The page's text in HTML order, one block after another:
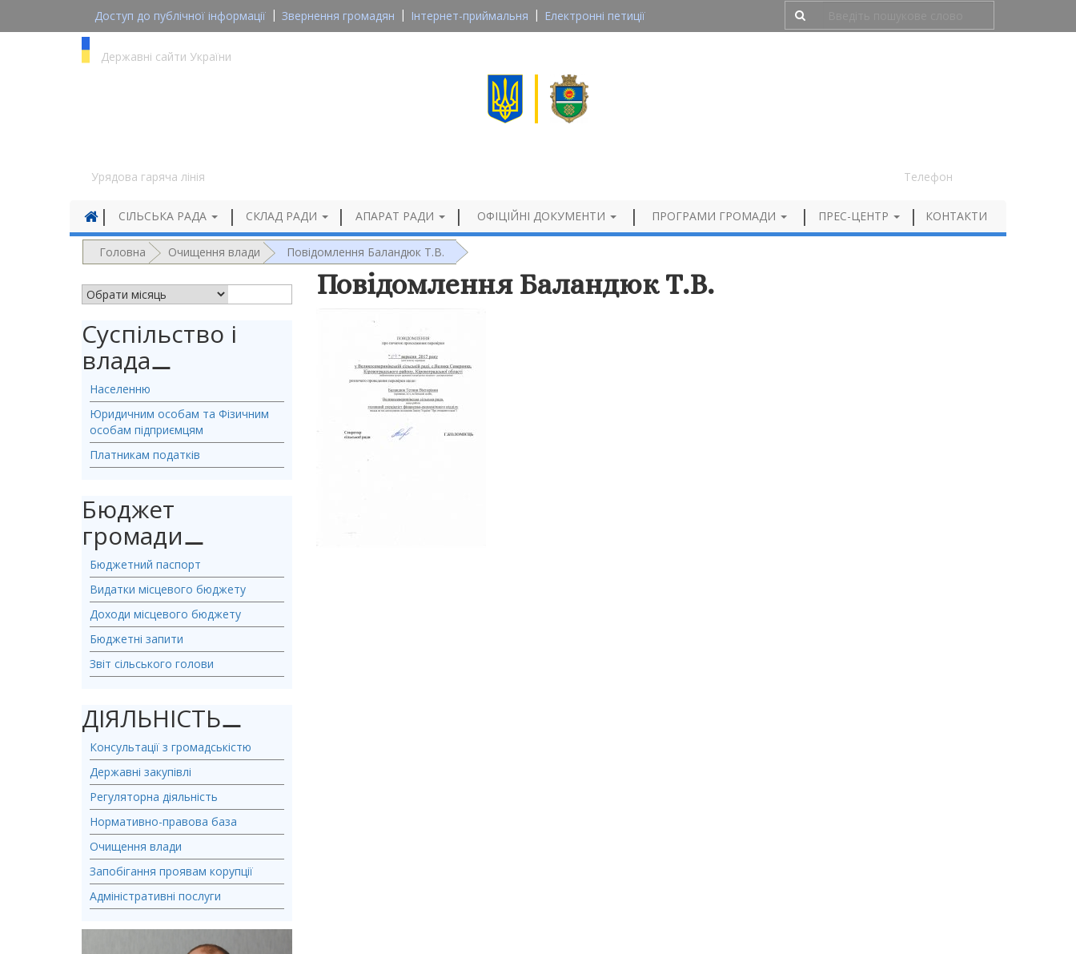
Доступ до публічної інформації Звернення громадян Інтернет-приймальня
Електронні петиції
Державні сайти України
Урядова гаряча лінія Телефон
СІЛЬСЬКА РАДА СКЛАД РАДИ АПАРАТ РАДИ ОФІЦІЙНІ ДОКУМЕНТИ ПРОГРАМИ ГРОМАДИ ПРЕС-ЦЕНТР КОНТАКТИ
Головна Очищення влади Повідомлення Баландюк Т.В.
АРХІВ НОВИН
Суспільство і
влада⚊
Населенню
Юридичним особам та Фізичним
особам підприємцям
Платникам податків
Бюджет
громади⚊
Бюджетний паспорт
Видатки місцевого бюджету
Доходи місцевого бюджету
Бюджетні запити
Звіт сільського голови
ДІЯЛЬНІСТЬ⚊
Консультації з громадськістю
Державні закупівлі
Регуляторна діяльність
Нормативно-правова база
Очищення влади
Запобігання проявам корупції
Адміністративні послуги
Повідомлення Баландюк Т.В.